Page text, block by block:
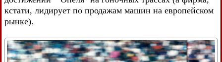
кстати, лидирует по продажам машин на европейском
рынке).